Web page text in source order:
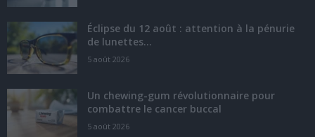
Éclipse du 12 août : attention à la pénurie
de lunettes...
5 août 2026
Un chewing-gum révolutionnaire pour
combattre le cancer buccal
5 août 2026